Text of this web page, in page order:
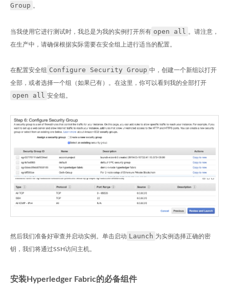
Group 。
当我使用它进行测试时，我总是为我的实例打开所有 open all 。请注意，
在生产中，请确保根据实际需要在安全组上进行适当的配置。
在配置安全组 Configure Security Group 中，创建一个新组以打开
全部，或者选择一个组（如果已有）。在这里，你可以看到我的全部打开
open all 安全组。
然后我们准备好审查并启动实例。单击启动 Launch 为实例选择正确的密
钥，我们将通过SSH访问主机。
安装Hyperledger Fabric的必备组件